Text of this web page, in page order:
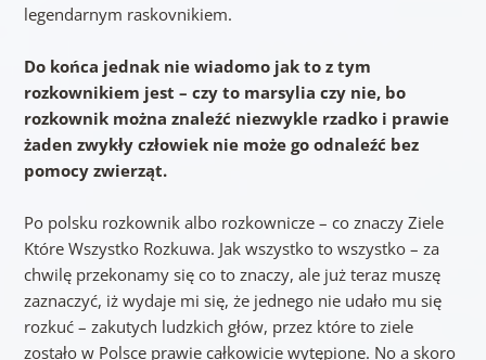
legendarnym raskovnikiem.
Do końca jednak nie wiadomo jak to z tym
rozkownikiem jest – czy to marsylia czy nie, bo
rozkownik można znaleźć niezwykle rzadko i prawie
żaden zwykły człowiek nie może go odnaleźć bez
pomocy zwierząt.
Po polsku rozkownik albo rozkownicze – co znaczy Ziele
Które Wszystko Rozkuwa. Jak wszystko to wszystko – za
chwilę przekonamy się co to znaczy, ale już teraz muszę
zaznaczyć, iż wydaje mi się, że jednego nie udało mu się
rozkuć – zakutych ludzkich głów, przez które to ziele
zostało w Polsce prawie całkowicie wytępione. No a skoro